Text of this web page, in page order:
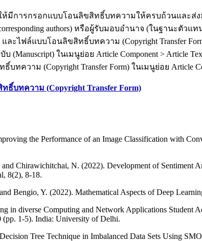
ห้มีการกรอกแบบโอนลิขสิทธิ์บทความให้ครบถ้วนและส่ง
authors) หรือผู้รับมอบอำนาจ (ในฐานะ
ะไฟล์แบบโอนลิขสิทธิ์บทความ (Copyright Transfer
ในเมนูย่อย Article Component > Article
ความ (Copyright Transfer Form) ในเมนูย่อย Article
ธิ์บทความ (Copyright Transfer Form)
the Performance of an Image Classification with
and Chirawichitchai, N. (2022). Development of
8(2), 8-18.
Bengio, Y. (2022). Mathematical Aspects of Deep
in diverse Computing and Network Applications Student
1-5). India: University of Delhi.
Tree Technique in Imbalanced Data Sets Using